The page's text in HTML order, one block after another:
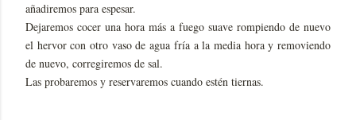
añadiremos para espesar.
Dejaremos cocer una hora más a fuego suave rompiendo de nuevo
el hervor con otro vaso de agua fría a la media hora y removiendo
de nuevo, corregiremos de sal.
Las probaremos y reservaremos cuando estén tiernas.